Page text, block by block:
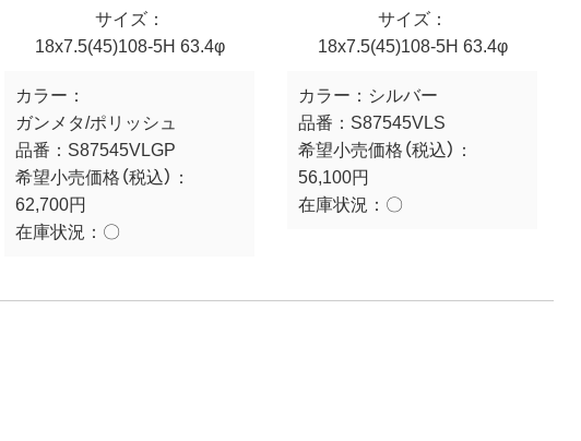
サイズ：
18x7.5(45)108-5H 63.4φ
カラー：
ガンメタ/ポリッシュ
品番： S87545VLGP
希望小売価格（税込）：
62,700円
在庫状況： 〇
サイズ：
18x7.5(45)108-5H 63.4φ
カラー： シルバー
品番： S87545VLS
希望小売価格（税込）：
56,100円
在庫状況： 〇